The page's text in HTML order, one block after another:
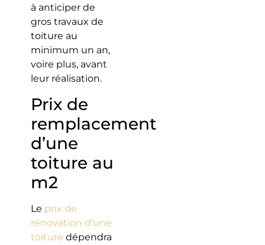
à anticiper de
gros travaux de
toiture au
minimum un an,
voire plus, avant
leur réalisation.
Prix de
remplacement
d’une
toiture au
m2
Le prix de
rénovation d’une
toiture dépendra